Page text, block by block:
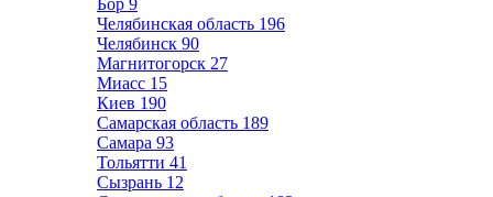
Бор 9
Челябинская область 196
Челябинск 90
Магнитогорск 27
Миасс 15
Киев 190
Самарская область 189
Самара 93
Тольятти 41
Сызрань 12